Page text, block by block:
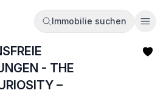
Immobilie suchen
- THE
–